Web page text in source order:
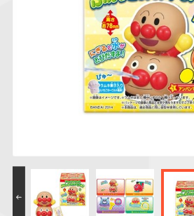
仮面ライダーシリー
PROJECT R.E.D.・
スーパー戦隊シリー
ガンダムシリーズ
ポケットモンスター
キャラパキ
つりグミ
にふぉるめーしょん
＆スクエアシール
SMPシリーズ